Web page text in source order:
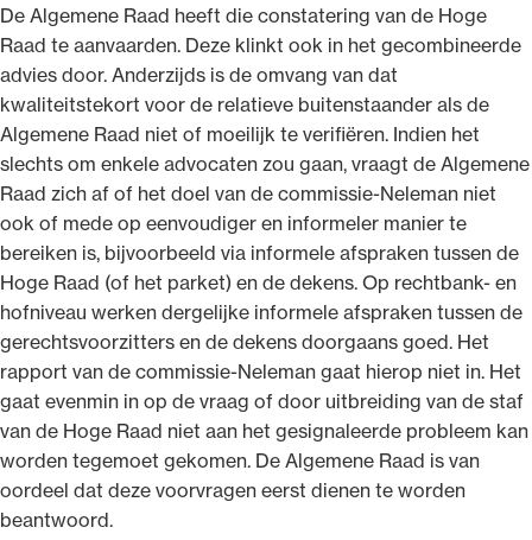
De Algemene Raad heeft die constatering van de Hoge
Raad te aanvaarden. Deze klinkt ook in het gecombineerde
advies door. Anderzijds is de omvang van dat
kwaliteitstekort voor de relatieve buitenstaander als de
Algemene Raad niet of moeilijk te verifiëren. Indien het
slechts om enkele advocaten zou gaan, vraagt de Algemene
Raad zich af of het doel van de commissie-Neleman niet
ook of mede op eenvoudiger en informeler manier te
bereiken is, bijvoorbeeld via informele afspraken tussen de
Hoge Raad (of het parket) en de dekens. Op rechtbank- en
hofniveau werken dergelijke informele afspraken tussen de
gerechtsvoorzitters en de dekens doorgaans goed. Het
rapport van de commissie-Neleman gaat hierop niet in. Het
gaat evenmin in op de vraag of door uitbreiding van de staf
van de Hoge Raad niet aan het gesignaleerde probleem kan
worden tegemoet gekomen. De Algemene Raad is van
oordeel dat deze voorvragen eerst dienen te worden
beantwoord.